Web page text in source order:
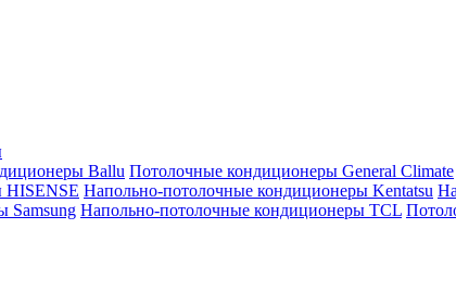
Ballu Потолочные кондиционеры General Climate
HISENSE Напольно-потолочные кондиционеры Kentatsu
Samsung Напольно-потолочные кондиционеры TCL